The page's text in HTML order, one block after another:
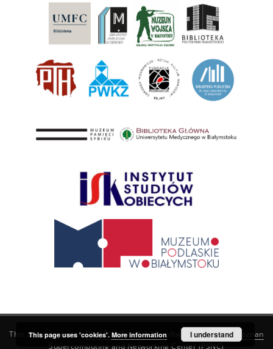
This service runs onDInGO dLibra 6.3.21software created by
Poznan
Supercomputing and Networking Center (PSNC)
This page uses 'cookies'. More information I understand